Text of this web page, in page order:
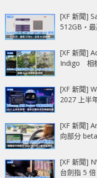
[XF 新聞]
512GB‧
[XF 新聞]
Indigo 相
[XF 新聞]
2027 上半
[XF 新聞]
向部分
[XF 新聞]
台劍指 5